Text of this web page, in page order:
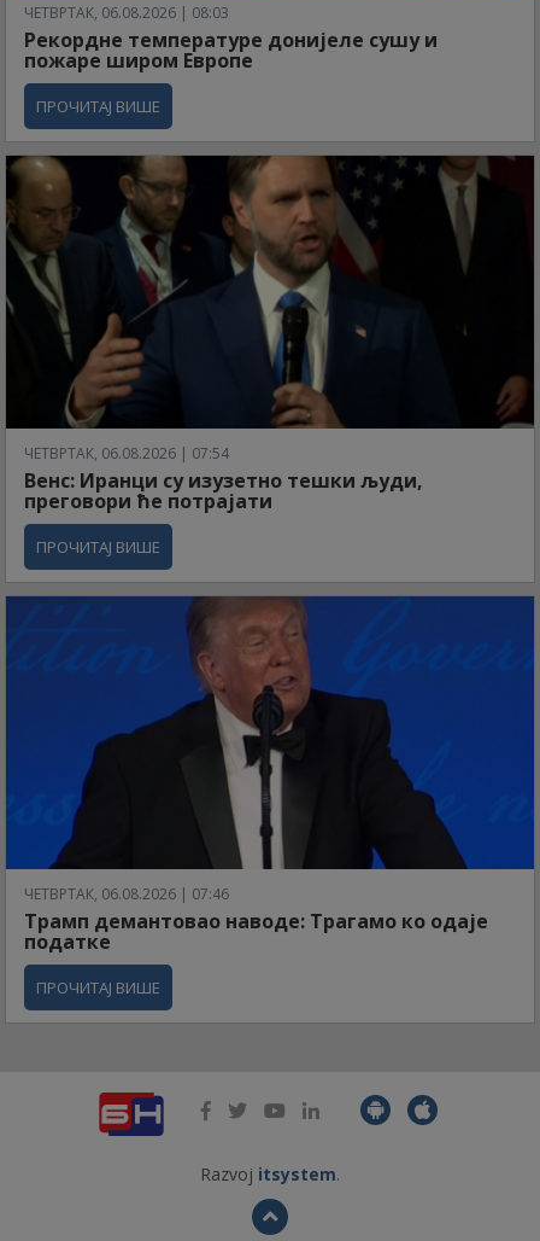
ЧЕТВРТАК, 06.08.2026 | 08:03
Рекордне температуре донијеле сушу и
пожаре широм Европе
ПРОЧИТАЈ ВИШЕ
ЧЕТВРТАК, 06.08.2026 | 07:54
Венс: Иранци су изузетно тешки људи,
преговори ће потрајати
ПРОЧИТАЈ ВИШЕ
ЧЕТВРТАК, 06.08.2026 | 07:46
Трамп демантовао наводе: Трагамо ко одаје
податке
ПРОЧИТАЈ ВИШЕ
Razvoj itsystem.